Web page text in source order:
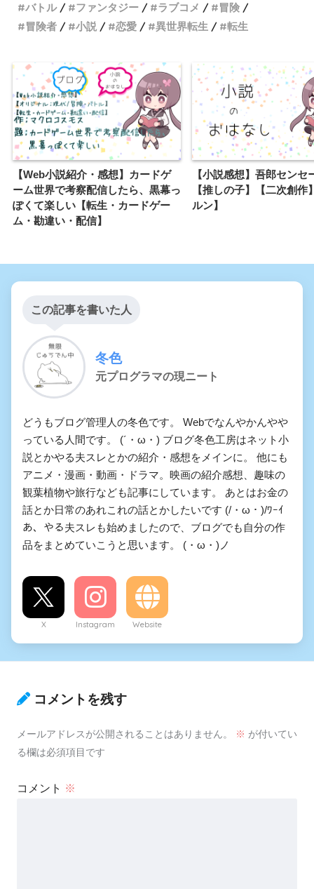
バトル
ファンタジー ラブコメ
冒険
冒険者
小説 恋愛 異世界転生 転生
【Web小説紹介・感想】カードゲ
ーム世界で考察配信したら、黒幕っ
ぽくて楽しい【転生・カードゲー
ム・勘違い・配信】
【小説感想】吾郎センセ
【推しの子】【二次創作
ルン】
この記事を書いた人
冬色
元プログラマの現ニート
どうもブログ管理人の冬色です。 Webでなんやかんやや
っている人間です。 (´・ω・) ブログ冬色工房はネット小
説とかやる夫スレとかの紹介・感想をメインに。 他にも
アニメ・漫画・動画・ドラマ。映画の紹介感想、趣味の
観葉植物や旅行なども記事にしています。 あとはお金の
話とか日常のあれこれの話とかしたいです (/・ω・)/ﾜｰｲ
あ、やる夫スレも始めましたので、ブログでも自分の作
品をまとめていこうと思います。 (・ω・)ノ
X Instagram Website
コメントを残す
メールアドレスが公開されることはありません。 ※ が付いてい
る欄は必須項目です
コメント ※